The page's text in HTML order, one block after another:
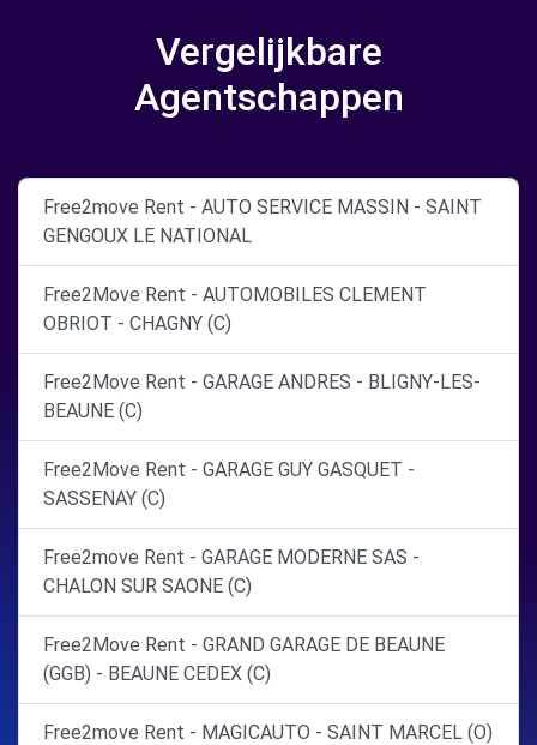
Vergelijkbare
Agentschappen
Free2move Rent - AUTO SERVICE MASSIN - SAINT
GENGOUX LE NATIONAL
Free2Move Rent - AUTOMOBILES CLEMENT
OBRIOT - CHAGNY (C)
Free2Move Rent - GARAGE ANDRES - BLIGNY-LES-
BEAUNE (C)
Free2Move Rent - GARAGE GUY GASQUET -
SASSENAY (C)
Free2move Rent - GARAGE MODERNE SAS -
CHALON SUR SAONE (C)
Free2Move Rent - GRAND GARAGE DE BEAUNE
(GGB) - BEAUNE CEDEX (C)
Free2move Rent - MAGICAUTO - SAINT MARCEL (O)